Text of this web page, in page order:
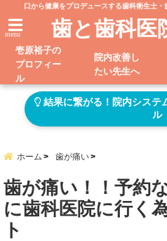
口から健康をプロデュースする歯科衛生士
menu 歯と歯科医
壱原裕子の
プロフィー
ル
院内改善し
たい先生へ
結果に繋がる！院内システ
ル
ホーム 歯が痛い
歯が痛い！！予約
に歯科医院に行く
ト